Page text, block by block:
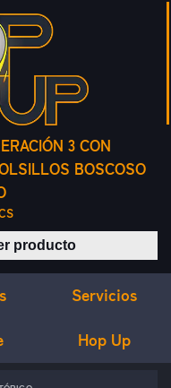
3 CON
BOSCOSO
productos
Servicios
Hop Up